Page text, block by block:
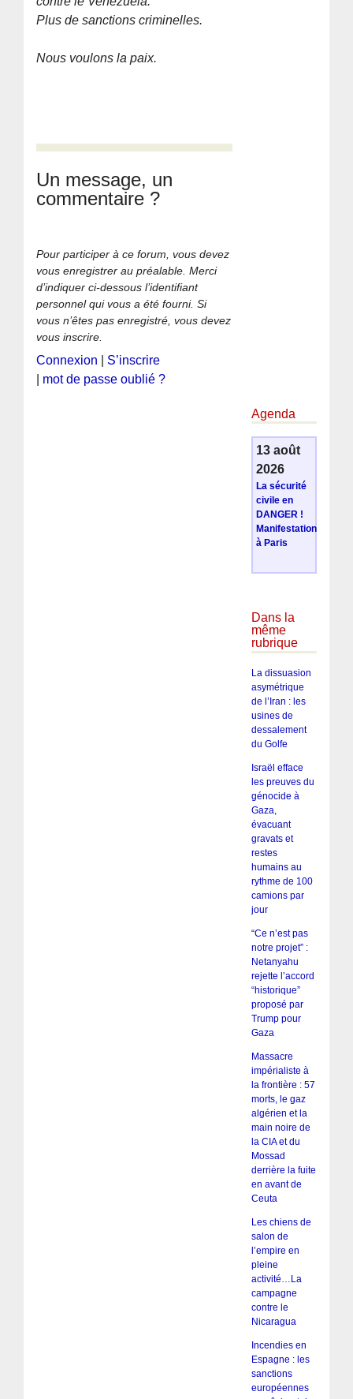
Plus de sanctions criminelles.
Nous voulons la paix.
Un message, un
commentaire ?
Pour participer à ce forum, vous devez
vous enregistrer au préalable. Merci
d’indiquer ci-dessous l’identifiant
personnel qui vous a été fourni. Si
vous n’êtes pas enregistré, vous devez
vous inscrire.
Connexion
S’inscrire
mot de passe oublié ?
Agenda
13 août
2026
La sécurité
civile en
DANGER !
Manifestation
à Paris
Dans la
même
rubrique
La dissuasion
asymétrique
de l’Iran : les
usines de
dessalement
du Golfe
Israël efface
les preuves du
génocide à
Gaza,
évacuant
gravats et
restes
humains au
rythme de 100
camions par
jour
“Ce n’est pas
notre projet” :
Netanyahu
rejette l’accord
“historique”
proposé par
Trump pour
Gaza
Massacre
impérialiste à
la frontière : 57
morts, le gaz
algérien et la
main noire de
la CIA et du
Mossad
derrière la fuite
en avant de
Ceuta
Les chiens de
salon de
l’empire en
pleine
activité…La
campagne
contre le
Nicaragua
Incendies en
Espagne : les
sanctions
européennes